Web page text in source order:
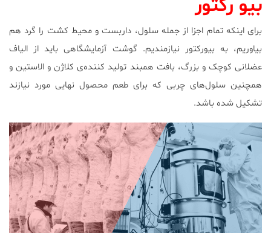
بیو رکتور
برای اینکه تمام اجزا از جمله سلول، داربست و محیط کشت را گرد هم
بیاوریم، به بیورکتور نیازمندیم. گوشت آزمایشگاهی باید از الیاف
عضلانی کوچک و بزرگ، بافت همبند تولید کننده‌ی کلاژن و الاستین و
همچنین سلول‌های چربی که برای طعم محصول نهایی مورد نیازند
تشکیل شده باشد.